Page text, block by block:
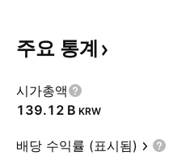
주요 통계
시가총액
‪139.12 B‬ KRW
배당 수익률 (표시됨)